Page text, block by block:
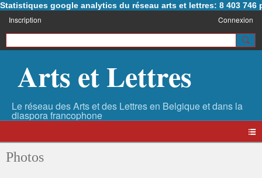
Statistiques google analytics du réseau arts et lettres: 8 403 746
Inscription Connexion
Arts et Lettres
Photos